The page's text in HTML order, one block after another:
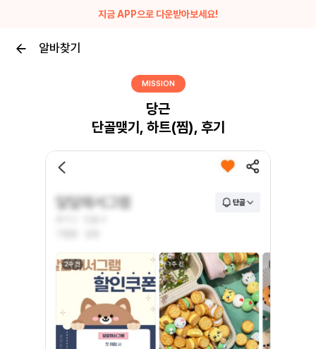
지금 APP으로 다운받아보세요!
알바찾기
MISSION
당근
단골맺기, 하트(찜), 후기